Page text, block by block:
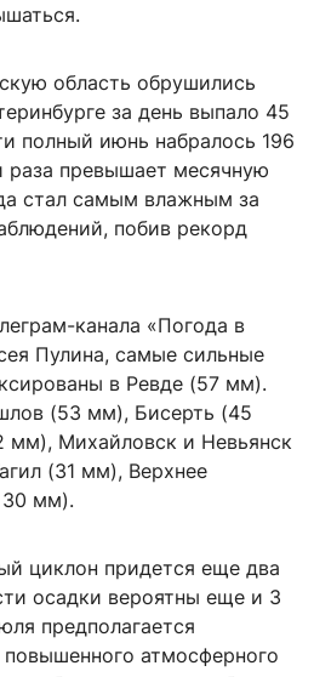
область обрушились
за день выпало 45
полный июнь набралось 196
превышает месячную
стал самым влажным за
побив рекорд
канала «Погода в
Пулина, самые сильные
в Ревде (57 мм).
(53 мм), Бисерть (45
Михайловск и Невьянск
(31 мм), Верхнее
мм).
циклон придется еще два
осадки вероятны еще и 3
предполагается
атмосферного